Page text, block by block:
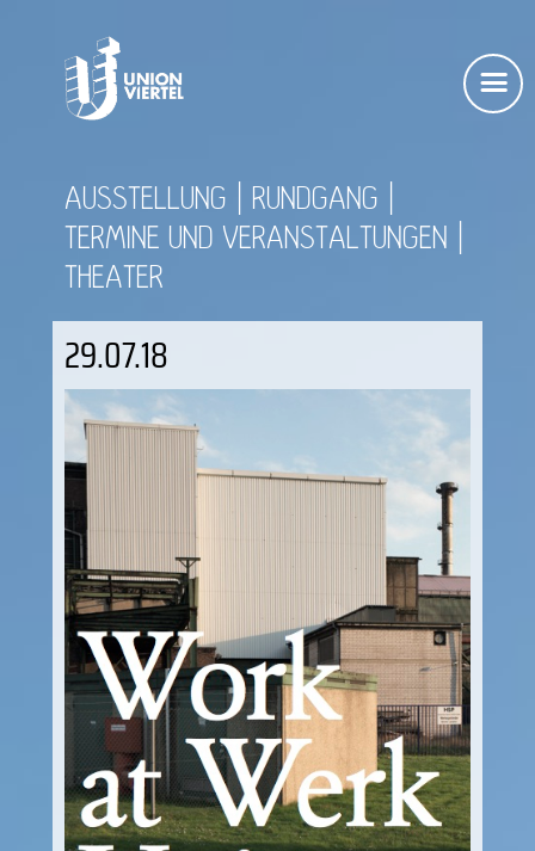
AUSSTELLUNG
RUNDGANG
TERMINE UND VERANSTALTUNGEN
THEATER
29.07.18